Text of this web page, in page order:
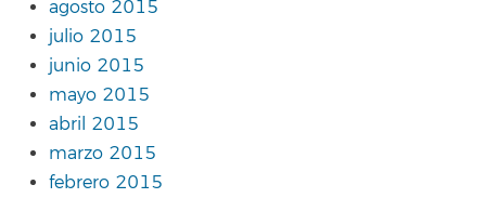
agosto 2015
julio 2015
junio 2015
mayo 2015
abril 2015
marzo 2015
febrero 2015